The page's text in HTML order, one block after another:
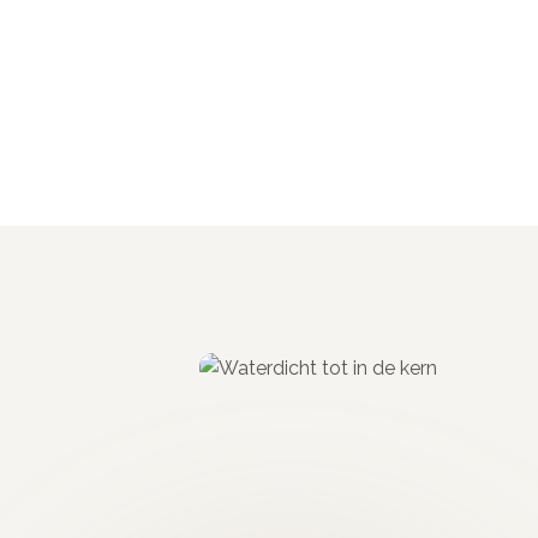
2e laag opzetten– Rustig voor een minimalistische